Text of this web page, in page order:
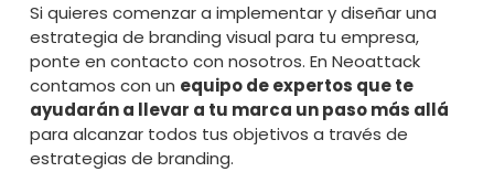
Si quieres comenzar a implementar y diseñar una
estrategia de branding visual para tu empresa,
ponte en contacto con nosotros. En Neoattack
contamos con un equipo de expertos que te
ayudarán a llevar a tu marca un paso más allá
para alcanzar todos tus objetivos a través de
estrategias de branding.